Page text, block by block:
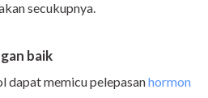
secukupnya.
baik
dapat memicu pelepasanhormon